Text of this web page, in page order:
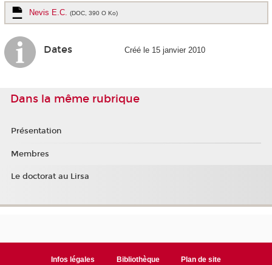
Nevis E.C. (DOC, 390 O Ko)
Dates Créé le 15 janvier 2010
Dans la même rubrique
Présentation
Membres
Le doctorat au Lirsa
Infos légales Bibliothèque Plan de site